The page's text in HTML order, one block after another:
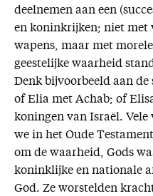
deelnemen aan een
en koninkrijken; niet met
wapens, maar met
geestelijke waarheid
Denk bijvoorbeeld aan de
of Elia met Achab; of
koningen van Israël.
we in het Oude
om de waarheid, Gods
koninklijke en nationale
God. Ze worstelden